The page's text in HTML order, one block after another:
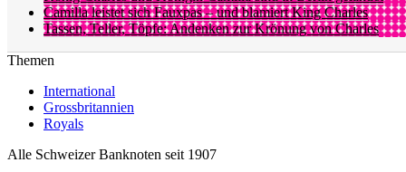
Camilla leistet sich Fauxpas – und blamiert King Charles
Tassen, Teller, Töpfe: Andenken zur Krönung von Charles
Themen
International
Grossbritannien
Royals
Alle Schweizer Banknoten seit 1907